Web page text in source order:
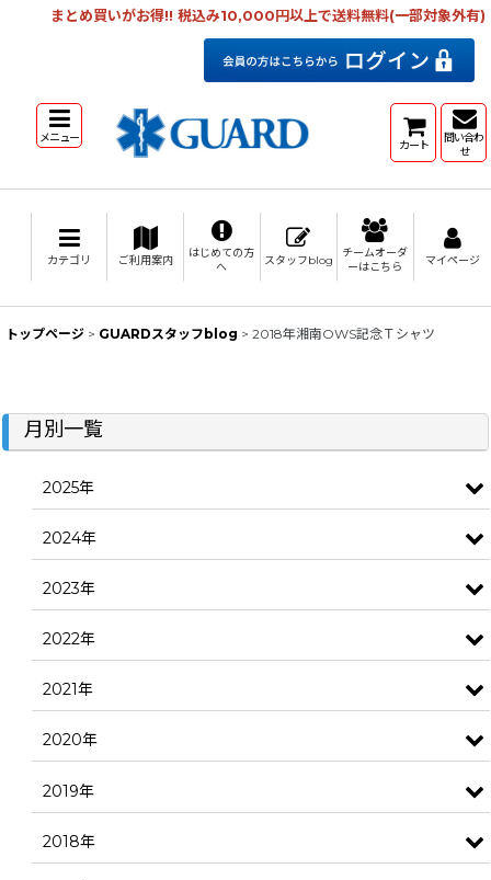
まとめ買いがお得!! 税込み10,000円以上で送料無料(一部対象外有)
メニュー カート
問い合わ
せ
カテゴリ ご利用案内
はじめての方
へ
スタッフblog
チームオーダ
ーはこちら
マイページ
トップページ > GUARDスタッフblog > 2018年湘南OWS記念Ｔシャツ
月別一覧
2025年
2024年
2023年
2022年
2021年
2020年
2019年
2018年